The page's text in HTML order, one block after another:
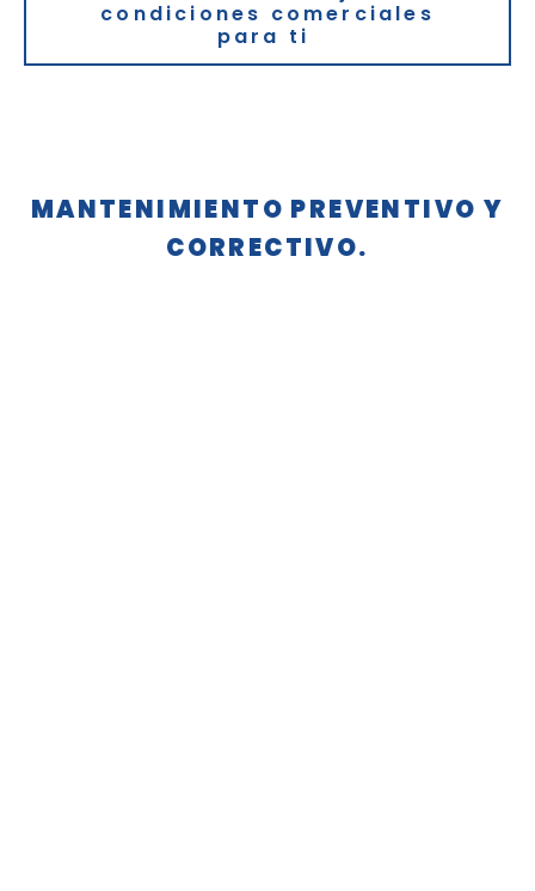
condiciones comerciales
para ti
MANTENIMIENTO PREVENTIVO Y
CORRECTIVO.